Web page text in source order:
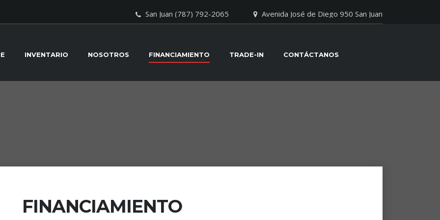
Avenida José de Diego 950 San Juan
San Juan (787) 792-2065
INVENTARIO NOSOTROS FINANCIAMIENTO TRADE-IN CONTÁCTANOS
FINANCIAMIENTO